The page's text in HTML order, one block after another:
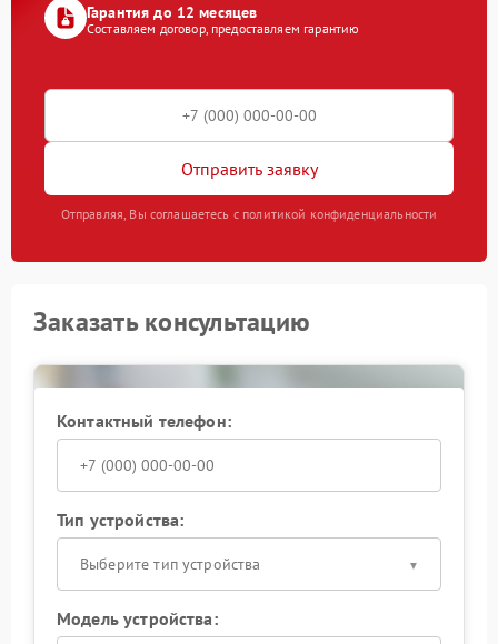
Гарантия до 12 месяцев
Составляем договор, предоставляем гарантию
Отправить заявку
Отправляя, Вы соглашаетесь с политикой конфиденциальности
Заказать консультацию
Контактный телефон:
Тип устройства:
Выберите тип устройства
Модель устройства: